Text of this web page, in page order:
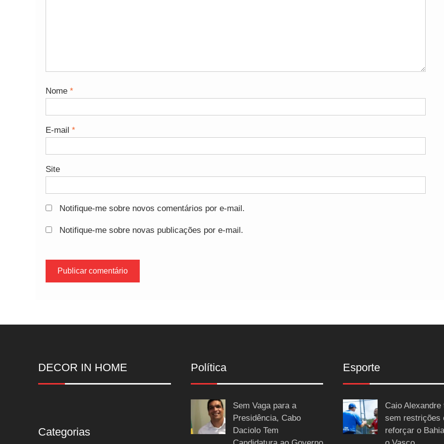
Nome *
E-mail *
Site
Notifique-me sobre novos comentários por e-mail.
Notifique-me sobre novas publicações por e-mail.
DECOR IN HOME
Categorias
Política
Sem Vaga para a
Presidência, Cabo
Daciolo Tem
Esporte
Caio Alexandre
sem restrições
reforçar o